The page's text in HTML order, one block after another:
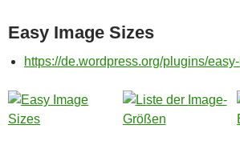
Easy Image Sizes
https://de.wordpress.org/plugins/